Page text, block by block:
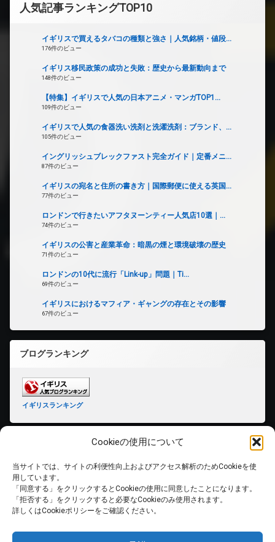
Cookieの使用について
当サイトでは、サイトの利便性向上およびアクセス解析のためCookieを使
用しています。
「同意する」をクリックするとCookieの使用に同意したことになります。
「拒否する」をクリックすると必要なCookieのみ使用されます。
詳しくはCookieポリシーをご確認ください。
人気記事ランキングTOP10
イギリスで買えるタバコの種類と強さ｜人気銘柄・値段...
176件のビュー
イギリス移民政策の成功と失敗：歴史から最新動向まで
148件のビュー
【特集】イギリスで人気の日本アニメ・マンガTOP1...
109件のビュー
イギリスで人気の食器洗い洗剤と洗濯洗剤：ブランド、...
105件のビュー
イングリッシュブレックファスト完全ガイド｜定番メニ...
87件のビュー
イギリスの宛名と住所の書き方｜国際郵便に使える英国...
77件のビュー
ロンドンで行きたいアフタヌーンティー人気店10選｜...
74件のビュー
イギリスの公害と産業革命：暗黒の煙と環境破壊の歴史
71件のビュー
ロンドンの10代に流行「Link-up」問題｜Ti...
69件のビュー
イギリスにおけるマフィア・ギャングの存在とその影響
67件のビュー
ブログランキング
イギリスランキング
ホーム
PRIVACY POLICY